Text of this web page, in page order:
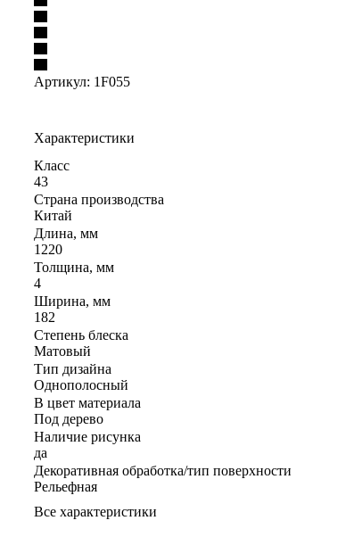
Артикул: 1F055
Характеристики
Класс
43
Страна производства
Китай
Длина, мм
1220
Толщина, мм
4
Ширина, мм
182
Степень блеска
Матовый
Тип дизайна
Однополосный
В цвет материала
Под дерево
Наличие рисунка
да
Декоративная обработка/тип поверхности
Рельефная
Все характеристики